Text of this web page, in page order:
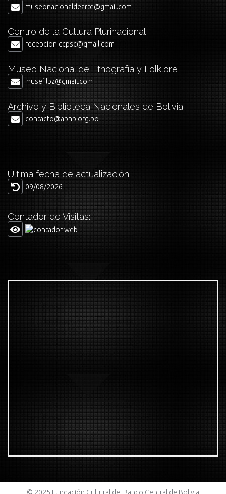
museonacionaldearte@gmail.com
Centro de la Cultura Plurinacional
recepcion.ccpsc@gmail.com
Museo Nacional de Etnografía y Folklore
musef.lpz@gmail.com
Archivo y Biblioteca Nacionales de Bolivia
contacto@abnb.org.bo
Última fecha de actualización
09/08/2026
Contador de Visitas:
© 2025 Fundación Cultural del Banco Central de Bolivia